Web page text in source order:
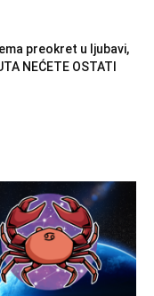
preokret u ljubavi,
NEĆETE OSTATI